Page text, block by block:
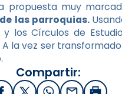
propuesta muy
las parroquias.
y los Círculos de
la vez ser
Compartir: